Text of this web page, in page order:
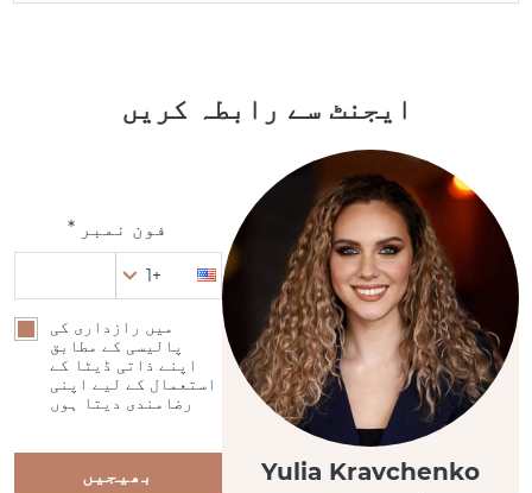
ایجنٹ سے رابطہ کریں
Yulia Kravchenko
فون نمبر *
+1
میں رازداری کی
پالیسی کے مطابق
اپنے ذاتی ڈیٹا کے
استعمال کے لیے اپنی
رضامندی دیتا ہوں
بھیجیں